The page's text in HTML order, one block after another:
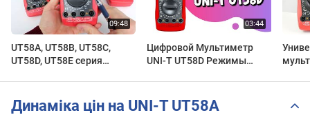
UT58A, UT58B, UT58C,
UT58D, UT58E серия
Цифровой Мультиметр
UNI-T UT58D Режимы
Динаміка цін на UNI-T UT58A